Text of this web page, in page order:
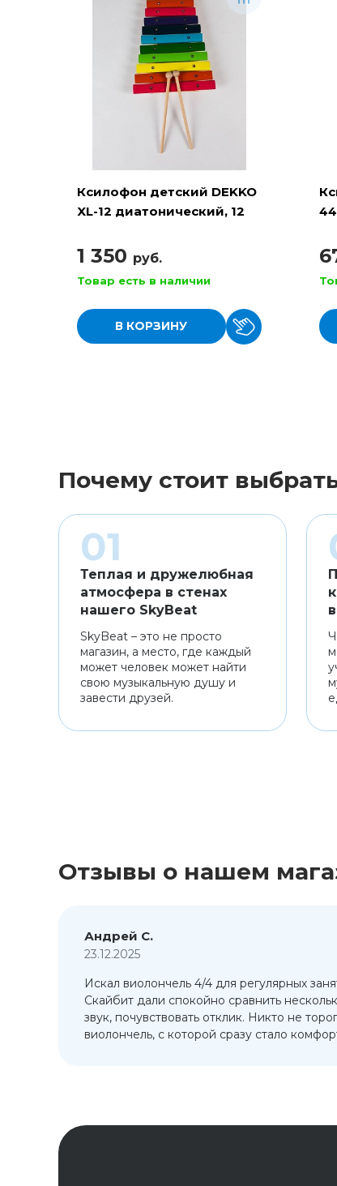
Ксилофон детский DEKKO
XL-12 диатонический, 12
1 350 руб.
Товар есть в наличии
В КОРЗИНУ
Почему стоит
Теплая и дружелюбная
атмосфера в стенах
нашего SkyBeat
SkyBeat – это не просто
магазин, а место, где каждый
может человек может найти
свою музыкальную душу и
завести друзей.
Отзывы о нашем
Андрей С.
23.12.2025
Искал виолончель 4/4 для регулярных
Скайбит дали спокойно сравнить
звук, почувствовать отклик. Никто не
виолончель, с которой сразу стало